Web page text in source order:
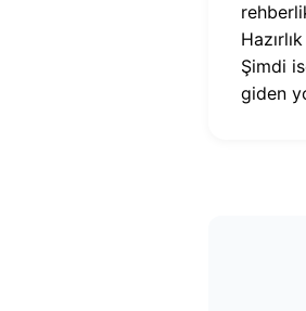
Şimdi
giden